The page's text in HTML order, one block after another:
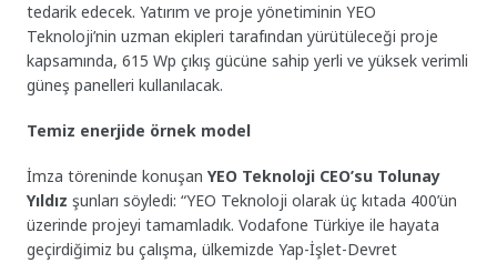
tedarik edecek. Yatırım ve proje yönetiminin YEO
Teknoloji’nin uzman ekipleri tarafından yürütüleceği proje
kapsamında, 615 Wp çıkış gücüne sahip yerli ve yüksek verimli
güneş panelleri kullanılacak.
Temiz enerjide örnek model
İmza töreninde konuşanYEO Teknoloji CEO’su Tolunay
Yıldız şunları söyledi: “YEO Teknoloji olarak üç kıtada 400’ün
üzerinde projeyi tamamladık. Vodafone Türkiye ile hayata
geçirdiğimiz bu çalışma, ülkemizde Yap-İşlet-Devret